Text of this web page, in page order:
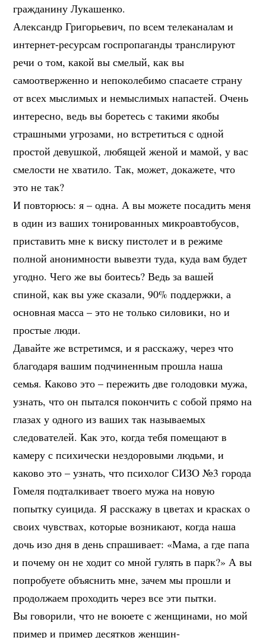
гражданину Лукашенко.
Александр Григорьевич, по всем телеканалам и
интернет-ресурсам госпропаганды транслируют
речи о том, какой вы смелый, как вы
самоотверженно и непоколебимо спасаете страну
от всех мыслимых и немыслимых напастей. Очень
интересно, ведь вы боретесь с такими якобы
страшными угрозами, но встретиться с одной
простой девушкой, любящей женой и мамой, у вас
смелости не хватило. Так, может, докажете, что
это не так?
И повторюсь: я – одна. А вы можете посадить меня
в один из ваших тонированных микроавтобусов,
приставить мне к виску пистолет и в режиме
полной анонимности вывезти туда, куда вам будет
угодно. Чего же вы боитесь? Ведь за вашей
спиной, как вы уже сказали, 90% поддержки, а
основная масса – это не только силовики, но и
простые люди.
Давайте же встретимся, и я расскажу, через что
благодаря вашим подчиненным прошла наша
семья. Каково это – пережить две голодовки мужа,
узнать, что он пытался покончить с собой прямо на
глазах у одного из ваших так называемых
следователей. Как это, когда тебя помещают в
камеру с психически нездоровыми людьми, и
каково это – узнать, что психолог СИЗО №3 города
Гомеля подталкивает твоего мужа на новую
попытку суицида. Я расскажу в цветах и красках о
своих чувствах, которые возникают, когда наша
дочь изо дня в день спрашивает: «Мама, а где папа
и почему он не ходит со мной гулять в парк?» А вы
попробуете объяснить мне, зачем мы прошли и
продолжаем проходить через все эти пытки.
Вы говорили, что не воюете с женщинами, но мой
пример и пример десятков женщин-